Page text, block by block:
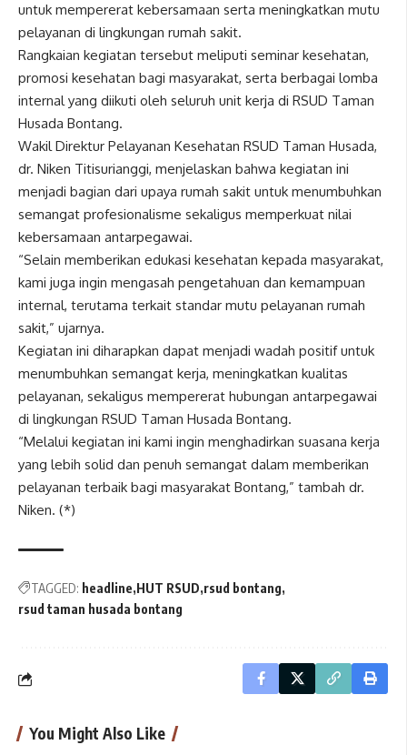
untuk mempererat kebersamaan serta meningkatkan mutu
pelayanan di lingkungan rumah sakit.
Rangkaian kegiatan tersebut meliputi seminar kesehatan,
promosi kesehatan bagi masyarakat, serta berbagai lomba
internal yang diikuti oleh seluruh unit kerja di RSUD Taman
Husada Bontang.
Wakil Direktur Pelayanan Kesehatan RSUD Taman Husada,
dr. Niken Titisurianggi, menjelaskan bahwa kegiatan ini
menjadi bagian dari upaya rumah sakit untuk menumbuhkan
semangat profesionalisme sekaligus memperkuat nilai
kebersamaan antarpegawai.
“Selain memberikan edukasi kesehatan kepada masyarakat,
kami juga ingin mengasah pengetahuan dan kemampuan
internal, terutama terkait standar mutu pelayanan rumah
sakit,” ujarnya.
Kegiatan ini diharapkan dapat menjadi wadah positif untuk
menumbuhkan semangat kerja, meningkatkan kualitas
pelayanan, sekaligus mempererat hubungan antarpegawai
di lingkungan RSUD Taman Husada Bontang.
“Melalui kegiatan ini kami ingin menghadirkan suasana kerja
yang lebih solid dan penuh semangat dalam memberikan
pelayanan terbaik bagi masyarakat Bontang,” tambah dr.
Niken. (*)
TAGGED: headline HUT RSUD rsud bontang
rsud taman husada bontang
You Might Also Like